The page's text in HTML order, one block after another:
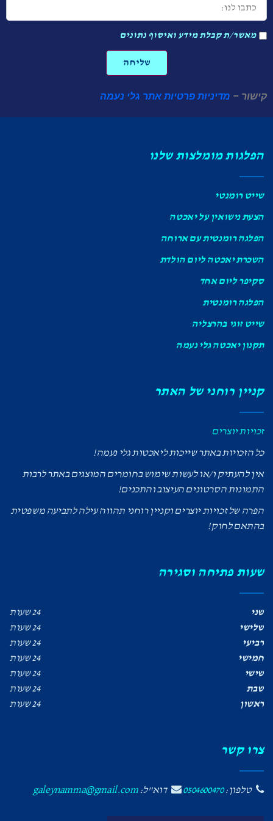
את
היאכטה:
לנו:
מאשר/ת
קבלת
מאשר/ת קבלת מידע ואיסוף נתונים
שליחה
קישור – מדיניות פרטיות אתר גלי נעמה
הפלגות מומלצות שלנו
שייט רומנטי
הצעת נישואין על יאכטה
הפלגה רומנטית עם ארוחה
השכרת יאכטה ליום הולדת
סקיפר ליום אחד
הפלגה רומנטית
שייט זוגי בהרצליה
תקנון יאכטה גלי נעמה
קניין רוחני של האתר
זכויות יוצרים
כל הזכויות באתר שייכות ליאכטות גלי נעמה!
אין להעתיק ו/או לעשות שימוש בחומרים המוצגים באתר לרבות
התמונות הסרטונים העיצוב והתכנים!
הפרה של זכויות יוצרים וקניין רוחני תהווה עילה לתביעה משפטית
בהתאם לחוק!
שעות פתיחה וסגירה
שני
24 שעות
שלישי
24 שעות
רביעי
24 שעות
חמישי
24 שעות
שישי
24 שעות
שבת
24 שעות
ראשון
24 שעות
צרו קשר
טלפון:0504600470 דוא"ל:galeynamma@gmail.com